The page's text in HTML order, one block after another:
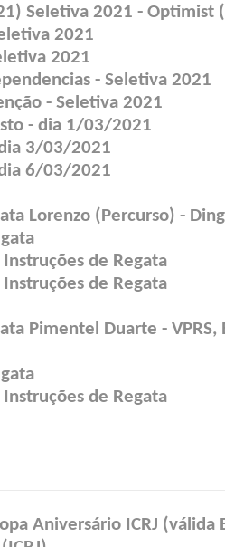
Seletiva 2021 - Optimist
2021
2021
- Seletiva 2021
- Seletiva 2021
- dia 1/03/2021
3/03/2021
6/03/2021
Lorenzo (Percurso) -
de Regata
de Regata
Pimentel Duarte - VPRS,
de Regata
Aniversário ICRJ (válida